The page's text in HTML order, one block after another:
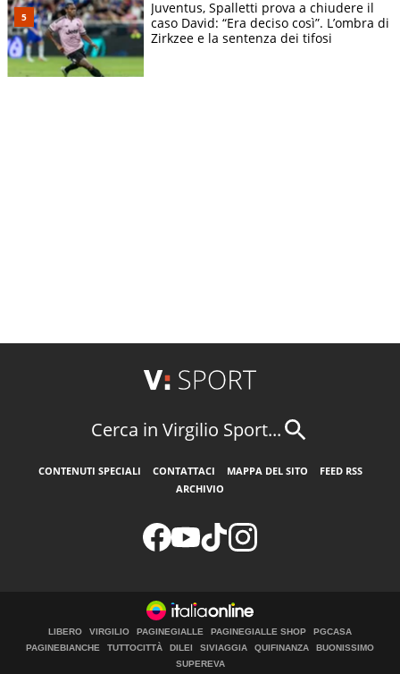
Juventus, Spalletti prova a chiudere il
caso David: “Era deciso così”. L’ombra di
Zirkzee e la sentenza dei tifosi
Cerca in Virgilio Sport...
CONTENUTI SPECIALI CONTATTACI MAPPA DEL SITO
FEED RSS
ARCHIVIO
LIBERO VIRGILIO PAGINEGIALLE PAGINEGIALLE SHOP
PGCASA
PAGINEBIANCHE
TUTTOCITTÀ DILEI SIVIAGGIA QUIFINANZA
BUONISSIMO
SUPEREVA